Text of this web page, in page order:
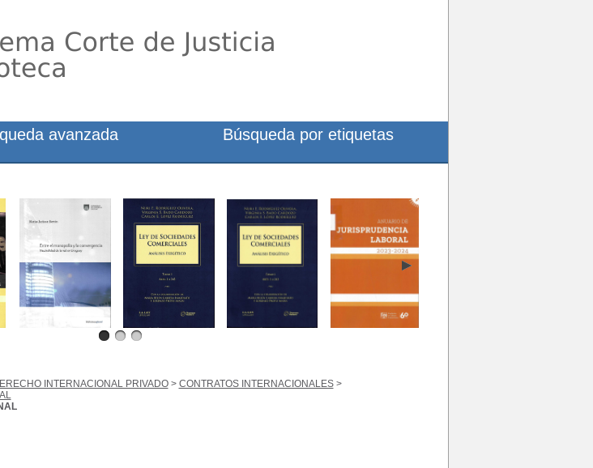
INTERNACIONAL PRIVADO> CONTRATOS INTERNACIONALES>
avanzada Búsqueda por etiquetas